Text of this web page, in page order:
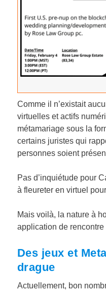
Comme il n’existait
virtuelles et actifs
métamariage sous la
certains juristes qui
personnes soient
Pas d’inquiétude pour
à fleureter en virtuel
Mais voilà, la nature à
application de
Des jeux et
drague
Actuellement, bon